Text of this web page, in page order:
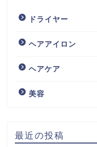
ドライヤー
ヘアアイロン
ヘアケア
美容
最近の投稿